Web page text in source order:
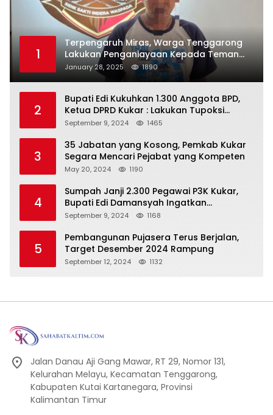
1
Terpengaruh Miras, Warga Tenggarong
Lakukan Penganiayaan Kepada Teman
Sendiri
January 28, 2025 1890
2
Bupati Edi Kukuhkan 1.300 Anggota BPD,
Ketua DPRD Kukar : Lakukan Tupoksi
Dengan Baik Untuk Wujudkan
September 9, 2024 1465
3
35 Jabatan yang Kosong, Pemkab Kukar
Segara Mencari Pejabat yang Kompeten
May 20, 2024 1190
4
Sumpah Janji 2.300 Pegawai P3K Kukar,
Bupati Edi Damansyah Ingatkan
Tanggung Jawab Baru
September 9, 2024 1168
5
Pembangunan Pujasera Terus Berjalan,
Target Desember 2024 Rampung
September 12, 2024 1132
Jalan Danau Aji Gang Mawar, RT 29, Nomor 131,
Kelurahan Melayu, Kecamatan Tenggarong,
Kabupaten Kutai Kartanegara, Provinsi
Kalimantan Timur